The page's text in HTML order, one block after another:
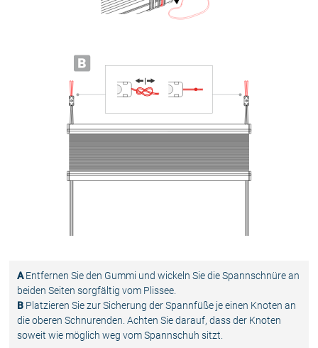
AEntfernen Sie den Gummi und wickeln Sie die Spannschnüre an
beiden Seiten sorgfältig vom Plissee.
B Platzieren Sie zur Sicherung der Spannfüße je einen Knoten an
die oberen Schnurenden. Achten Sie darauf, dass der Knoten
soweit wie möglich weg vom Spannschuh sitzt.